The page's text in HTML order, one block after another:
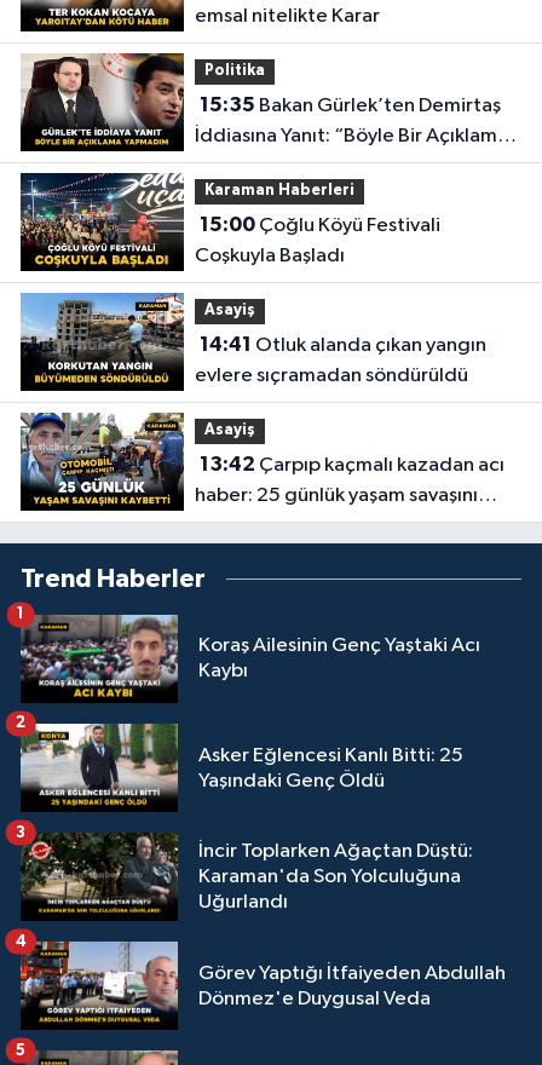
emsal nitelikte Karar
Politika
15:35
İddiasına Yanıt: “Böyle Bir Açıklama
Yapmadım”
Karaman Haberleri
15:00Çoğlu Köyü Festivali
Coşkuyla Başladı
Asayiş
14:41
evlere sıçramadan söndürüldü
Asayiş
13:42
haber: 25 günlük yaşam savaşını
kaybetti
Trend Haberler
Koraş Ailesinin Genç Yaştaki Acı
Kaybı
1
Asker Eğlencesi Kanlı Bitti: 25
Yaşındaki Genç Öldü
2
İncir Toplarken Ağaçtan Düştü:
Karaman'da Son Yolculuğuna
Uğurlandı
3
Görev Yaptığı İtfaiyeden Abdullah
Dönmez'e Duygusal Veda
4
5